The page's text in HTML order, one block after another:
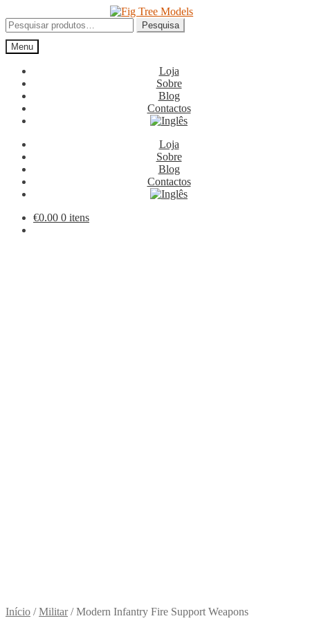
para
a
navegação
para
o
conteúdo
Pesquisar
por:
Pesquisa
Menu
Loja
Sobre
Blog
Contactos
Loja
Sobre
Blog
Contactos
€0.00 0 itens
Início /Militar/Modern Infantry Fire Support Weapons